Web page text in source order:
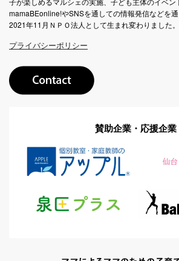
mamaBEonline!やSNSを通しての情報発信などを通
2021年11月ＮＰＯ法人として生まれ変わりました。
プライバシーポリシー
賛助企業・応援企業